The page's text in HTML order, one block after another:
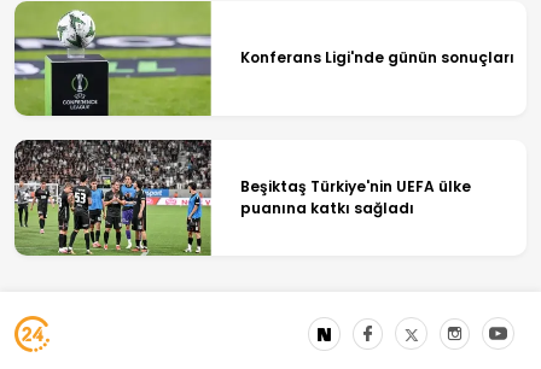
Konferans Ligi'nde günün sonuçları
Beşiktaş Türkiye'nin UEFA ülke
puanına katkı sağladı